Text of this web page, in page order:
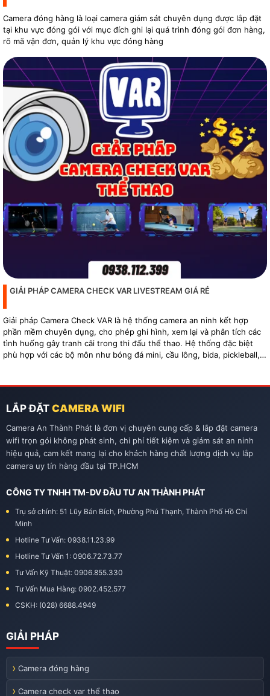
Camera đóng hàng là loại camera giám sát chuyên dụng được lắp đặt
tại khu vực đóng gói với mục đích ghi lại quá trình đóng gói đơn hàng,
rõ mã vận đơn, quản lý khu vực đóng hàng
GIẢI PHÁP CAMERA CHECK VAR LIVESTREAM GIÁ RẺ
Giải pháp Camera Check VAR là hệ thống camera an ninh kết hợp
phần mềm chuyên dụng, cho phép ghi hình, xem lại và phân tích các
tình huống gây tranh cãi trong thi đấu thể thao. Hệ thống đặc biệt
phù hợp với các bộ môn như bóng đá mini, cầu lông, bida, pickleball,
LẮP ĐẶT CAMERA WIFI
Camera An Thành Phát là đơn vị chuyên cung cấp & lắp đặt camera
wifi trọn gói không phát sinh, chi phí tiết kiệm và giám sát an ninh
hiệu quả, cam kết mang lại cho khách hàng chất lượng dịch vụ lắp
camera uy tín hàng đầu tại TP.HCM
CÔNG TY TNHH TM-DV ĐẦU TƯ AN THÀNH PHÁT
Trụ sở chính: 51 Lũy Bán Bích, Phường Phú Thạnh, Thành Phố Hồ Chí
Minh
Hotline Tư Vấn: 0938.11.23.99
Hotline Tư Vấn 1: 0906.72.73.77
Tư Vấn Kỹ Thuật: 0906.855.330
Tư Vấn Mua Hàng: 0902.452.577
CSKH: (028) 6688.4949
GIẢI PHÁP
Camera đóng hàng
Camera check var thể thao